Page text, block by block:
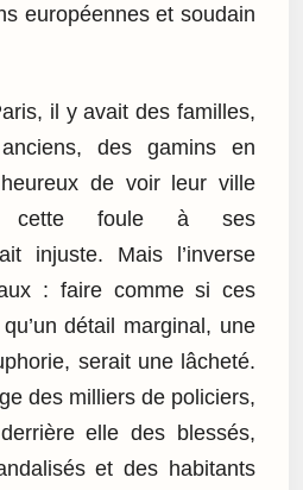
européennes et soudain
il y avait des familles,
des gamins en
de voir leur ville
cette foule à ses
injuste. Mais l’inverse
: faire comme si ces
détail marginal, une
serait une lâcheté.
des milliers de policiers,
elle des blessés,
et des habitants